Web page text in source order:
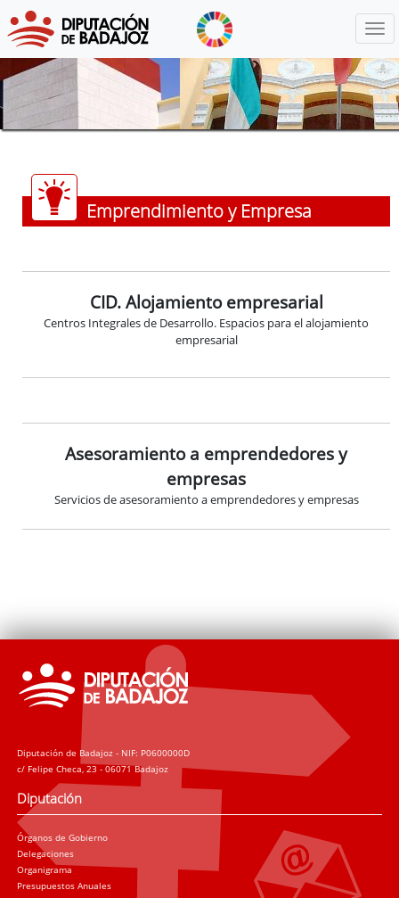
Emprendimiento y Empresa
CID. Alojamiento empresarial
Centros Integrales de Desarrollo. Espacios para el alojamiento
empresarial
Asesoramiento a emprendedores y
empresas
Servicios de asesoramiento a emprendedores y empresas
Diputación de Badajoz - NIF: P0600000D
c/ Felipe Checa, 23 - 06071 Badajoz
Diputación
Órganos de Gobierno
Delegaciones
Organigrama
Presupuestos Anuales